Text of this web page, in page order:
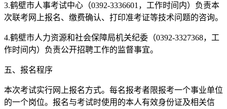
3.鹤壁市人事考试中心（0392-3336601，工作时间内）负责本
次联考网上报名、缴费确认、打印准考证等技术问题的咨询。
4.鹤壁市人力资源和社会保障局机关纪委（0392-3327368，工
作时间内）负责公开招聘工作的监督事宜。
五、报名程序
本次考试实行网上报名方式。每名报考者限报考一个事业单位
的一个岗位。报名与考试时使用的本人有效身份证及相关信